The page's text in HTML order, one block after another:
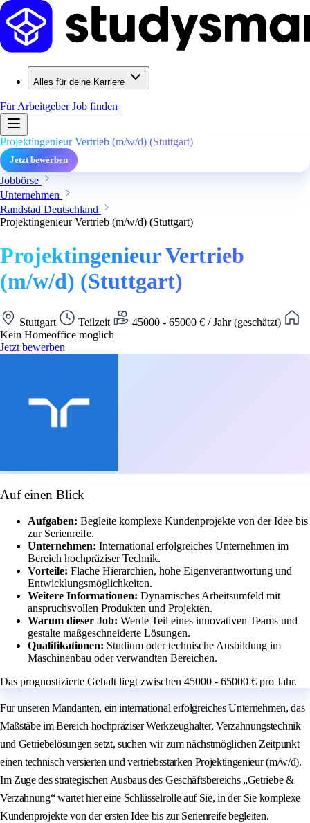
Alles für deine Karriere
Für ArbeitgeberJob finden
Projektingenieur Vertrieb (m/w/d) (Stuttgart)
Jetzt bewerben
Jobbörse
Unternehmen
Randstad Deutschland
Projektingenieur Vertrieb (m/w/d) (Stuttgart)
Projektingenieur Vertrieb
(m/w/d) (Stuttgart)
Stuttgart Teilzeit
45000 - 65000 € / Jahr (geschätzt)
Kein Homeoffice möglich
Jetzt bewerben
Auf einen Blick
Aufgaben: Begleite komplexe Kundenprojekte von der Idee bis
zur Serienreife.
Unternehmen: International erfolgreiches Unternehmen im
Bereich hochpräziser Technik.
Vorteile: Flache Hierarchien, hohe Eigenverantwortung und
Entwicklungsmöglichkeiten.
Weitere Informationen: Dynamisches Arbeitsumfeld mit
anspruchsvollen Produkten und Projekten.
Warum dieser Job: Werde Teil eines innovativen Teams und
gestalte maßgeschneiderte Lösungen.
Qualifikationen: Studium oder technische Ausbildung im
Maschinenbau oder verwandten Bereichen.
Das prognostizierte Gehalt liegt zwischen 45000 - 65000 € pro Jahr.
Für unseren Mandanten, ein international erfolgreiches Unternehmen, das
Maßstäbe im Bereich hochpräziser Werkzeughalter, Verzahnungstechnik
und Getriebelösungen setzt, suchen wir zum nächstmöglichen Zeitpunkt
einen technisch versierten und vertriebsstarken Projektingenieur (m/w/d).
Im Zuge des strategischen Ausbaus des Geschäftsbereichs „Getriebe &
Verzahnung“ wartet hier eine Schlüsselrolle auf Sie, in der Sie komplexe
Kundenprojekte von der ersten Idee bis zur Serienreife begleiten.